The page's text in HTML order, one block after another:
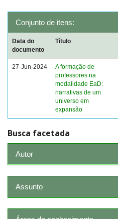
Conjunto de itens:
Data do
documento
Título
27-Jun-2024
A formação de
professores na
modalidade EaD:
narrativas de um
universo em
expansão
Busca facetada
Autor
Assunto